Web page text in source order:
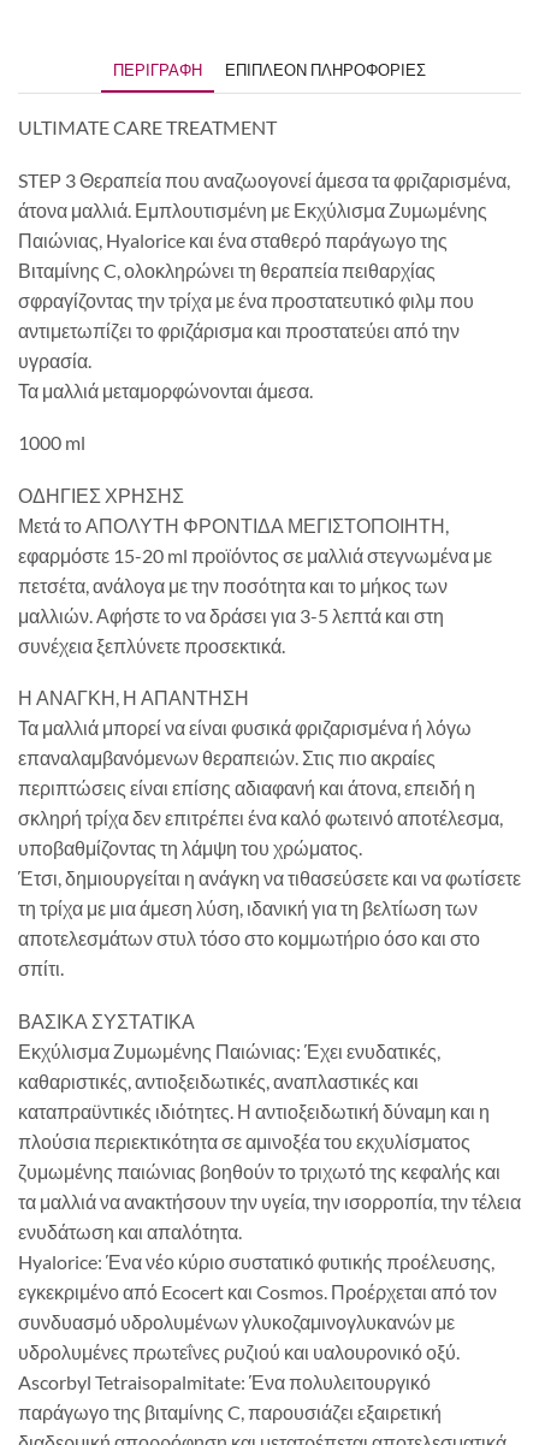
ΠΕΡΙΓΡΑΦΉ ΕΠΙΠΛΈΟΝ ΠΛΗΡΟΦΟΡΊΕΣ
ULTIMATE CARE TREATMENT
STEP 3 Θεραπεία που αναζωογονεί άμεσα τα φριζαρισμένα,
άτονα μαλλιά. Εμπλουτισμένη με Εκχύλισμα Ζυμωμένης
Παιώνιας, Hyalorice και ένα σταθερό παράγωγο της
Βιταμίνης C, ολοκληρώνει τη θεραπεία πειθαρχίας
σφραγίζοντας την τρίχα με ένα προστατευτικό φιλμ που
αντιμετωπίζει το φριζάρισμα και προστατεύει από την
υγρασία.
Τα μαλλιά μεταμορφώνονται άμεσα.
1000 ml
ΟΔΗΓΙΕΣ ΧΡΗΣΗΣ
Μετά το ΑΠΟΛΥΤΗ ΦΡΟΝΤΙΔΑ ΜΕΓΙΣΤΟΠΟΙΗΤΗ,
εφαρμόστε 15-20 ml προϊόντος σε μαλλιά στεγνωμένα με
πετσέτα, ανάλογα με την ποσότητα και το μήκος των
μαλλιών. Αφήστε το να δράσει για 3-5 λεπτά και στη
συνέχεια ξεπλύνετε προσεκτικά.
Η ΑΝΑΓΚΗ, Η ΑΠΑΝΤΗΣΗ
Τα μαλλιά μπορεί να είναι φυσικά φριζαρισμένα ή λόγω
επαναλαμβανόμενων θεραπειών. Στις πιο ακραίες
περιπτώσεις είναι επίσης αδιαφανή και άτονα, επειδή η
σκληρή τρίχα δεν επιτρέπει ένα καλό φωτεινό αποτέλεσμα,
υποβαθμίζοντας τη λάμψη του χρώματος.
Έτσι, δημιουργείται η ανάγκη να τιθασεύσετε και να φωτίσετε
τη τρίχα με μια άμεση λύση, ιδανική για τη βελτίωση των
αποτελεσμάτων στυλ τόσο στο κομμωτήριο όσο και στο
σπίτι.
ΒΑΣΙΚΑ ΣΥΣΤΑΤΙΚΑ
Εκχύλισμα Ζυμωμένης Παιώνιας: Έχει ενυδατικές,
καθαριστικές, αντιοξειδωτικές, αναπλαστικές και
καταπραϋντικές ιδιότητες. Η αντιοξειδωτική δύναμη και η
πλούσια περιεκτικότητα σε αμινοξέα του εκχυλίσματος
ζυμωμένης παιώνιας βοηθούν το τριχωτό της κεφαλής και
τα μαλλιά να ανακτήσουν την υγεία, την ισορροπία, την τέλεια
ενυδάτωση και απαλότητα.
Hyalorice: Ένα νέο κύριο συστατικό φυτικής προέλευσης,
εγκεκριμένο από Ecocert και Cosmos. Προέρχεται από τον
συνδυασμό υδρολυμένων γλυκοζαμινογλυκανών με
υδρολυμένες πρωτεΐνες ρυζιού και υαλουρονικό οξύ.
Ascorbyl Tetraisopalmitate: Ένα πολυλειτουργικό
παράγωγο της βιταμίνης C, παρουσιάζει εξαιρετική